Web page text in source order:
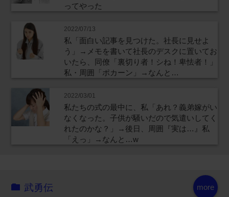
ってやった
2022/07/13
私「面白い記事を見つけた。社長に見せよ
う」→メモを書いて社長のデスクに置いてお
いたら、同僚「裏切り者！シね！卑怯者！」
私・周囲「ポカーン」→なんと…
2022/03/01
私たちの式の最中に、私「あれ？義弟嫁がい
なくなった。子供が騒いだので気遣いしてく
れたのかな？」→後日、周囲『実は…』私
「えっ」→なんと…w
more
武勇伝